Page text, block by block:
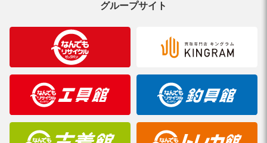
グループサイト